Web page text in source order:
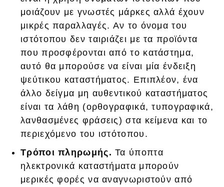
μοιάζουν με γνωστές μάρκες αλλά έχουν
μικρές παραλλαγές. Αν το όνομα του
ιστότοπου δεν ταιριάζει με τα προϊόντα
που προσφέρονται από το κατάστημα,
αυτό θα μπορούσε να είναι μία ένδειξη
ψεύτικου καταστήματος. Επιπλέον, ένα
άλλο δείγμα μη αυθεντικού καταστήματος
είναι τα λάθη (ορθογραφικά, τυπογραφικά,
λανθασμένες φράσεις) στα κείμενα και το
περιεχόμενο του ιστότοπου.
Τρόποι πληρωμής. Τα ύποπτα
ηλεκτρονικά καταστήματα μπορούν
μερικές φορές να αναγνωριστούν από